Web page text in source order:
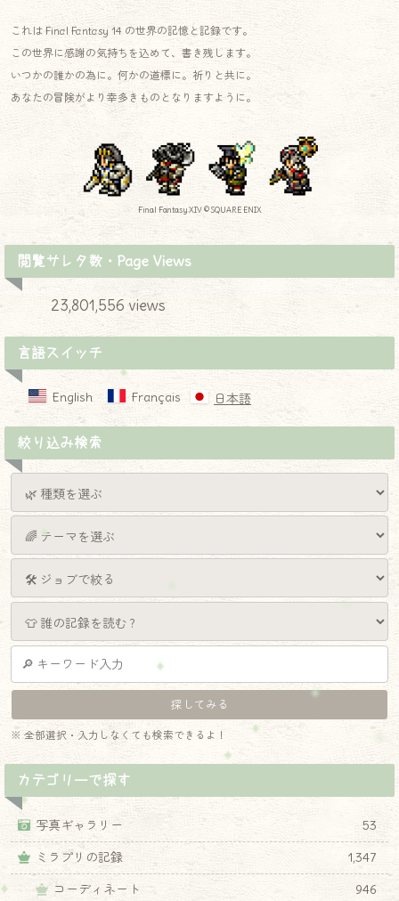
これは Final Fantasy 14 の世界の記憶と記録です。
この世界に感謝の気持ちを込めて、書き残します。
いつかの誰かの為に。何かの道標に。祈りと共に。
あなたの冒険がより幸多きものとなりますように。
Final Fantasy XIV © SQUARE ENIX
閲覧サレタ数・Page Views
23,801,556 views
言語スイッチ
English Français 日本語
絞り込み検索
※ 全部選択・入力しなくても検索できるよ！
カテゴリーで探す
写真ギャラリー
53
ミラプリの記録
1,347
コーディネート
946